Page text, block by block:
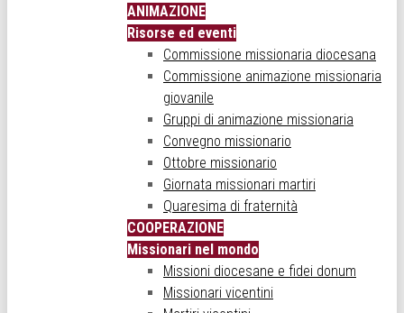
ANIMAZIONE
Risorse ed eventi
Commissione missionaria diocesana
Commissione animazione missionaria
giovanile
Gruppi di animazione missionaria
Convegno missionario
Ottobre missionario
Giornata missionari martiri
Quaresima di fraternità
COOPERAZIONE
Missionari nel mondo
Missioni diocesane e fidei donum
Missionari vicentini